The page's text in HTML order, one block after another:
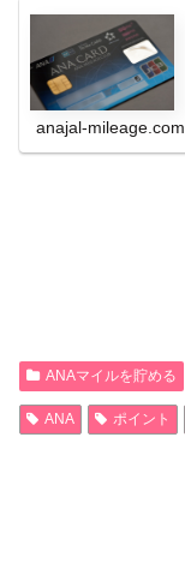
anajal-mileage.com
ANAマイルを貯める
ANA ポイント